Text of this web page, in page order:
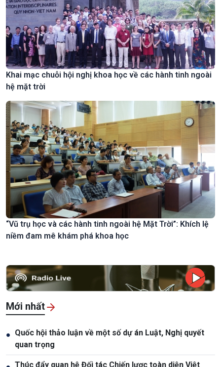
Khai mạc chuỗi hội nghị khoa học về các hành tinh ngoài
hệ mặt trời
“Vũ trụ học và các hành tinh ngoài hệ Mặt Trời”: Khích lệ
niềm đam mê khám phá khoa học
Mới nhất
● Quốc hội thảo luận về một số dự án Luật, Nghị quyết
quan trọng
Thúc đẩy quan hệ Đối tác Chiến lược toàn diện Việt